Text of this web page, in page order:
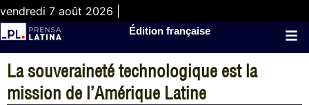
vendredi 7 août 2026 |
Édition française
La souveraineté technologique est la
mission de l’Amérique Latine